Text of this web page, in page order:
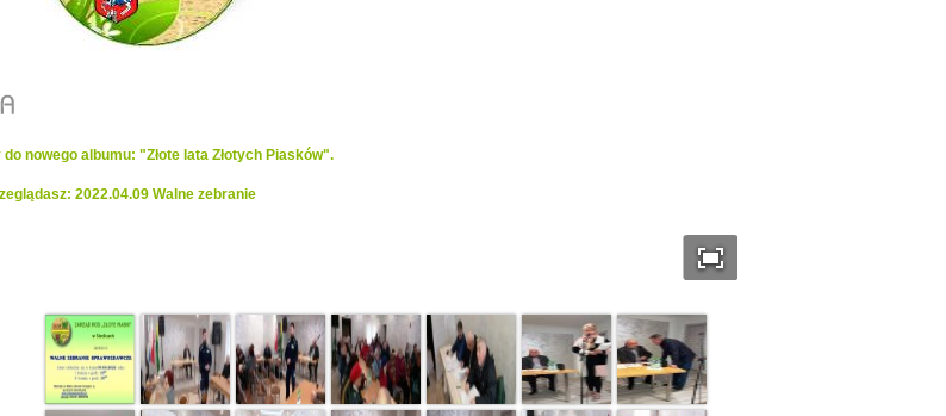
nowego albumu: "Złote lata Złotych Piasków".
2022.04.09 Walne zebranie